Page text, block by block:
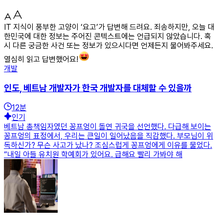
IT 지식이 풍부한 고양이 ‘요고’가 답변해 드려요. 죄송하지만, 오늘 대
한민국에 대한 정보는 주어진 콘텍스트에는 언급되지 않았습니다. 혹
시 다른 궁금한 사건 또는 정보가 있으시다면 언제든지 물어봐주세요.
열심히 읽고 답변했어요!
개발
인도, 베트남 개발자가 한국 개발자를 대체할 수 있을까
12분
인기
베트남 총책임자였던 꽁프엉이 돌연 귀국을 선언했다. 다급해 보이는
꽁프엉의 표정에서, 우리는 큰일이 일어났음을 직감했다. 부모님이 위
독하신가? 무슨 사고가 났나? 조심스럽게 꽁프엉에게 이유를 물었다.
“내일 아들 유치원 학예회가 있어요. 급해요 빨리 가봐야 해